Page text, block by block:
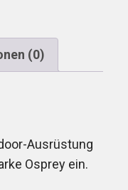
(0)
Ausrüstung
Osprey ein.